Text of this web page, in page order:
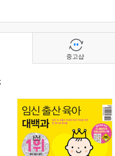
중고샵